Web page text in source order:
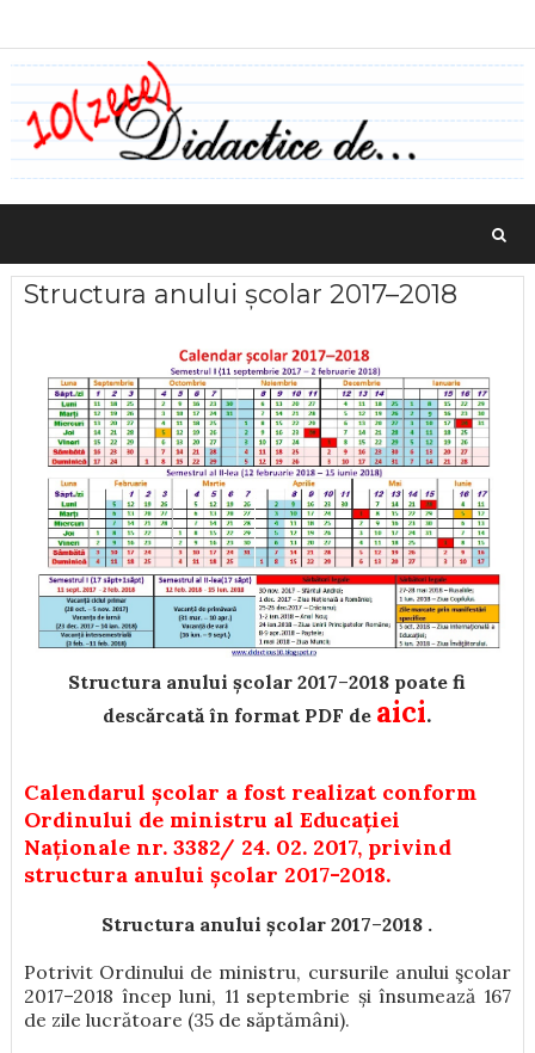
Structura anului școlar 2017–2018
Structura anului școlar 2017–2018 poate fi
descărcată în format PDF de aici.
Calendarul școlar a fost realizat conform
Ordinului de ministru al Educației
Naționale nr. 3382/ 24. 02. 2017, privind
structura anului școlar 2017-2018.
Structura anului școlar 2017–2018 .
Potrivit Ordinului de ministru, cursurile anului şcolar
2017–2018 încep luni, 11 septembrie și însumează 167
de zile lucrătoare (35 de săptămâni).